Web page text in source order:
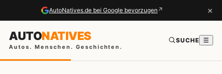
AutoNatives.de bei Google bevorzugen ↗ ×
AUTONATIVES
Autos. Menschen. Geschichten.
SUCHE ☰